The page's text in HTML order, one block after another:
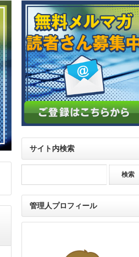
サイト内検索
管理人プロフィール